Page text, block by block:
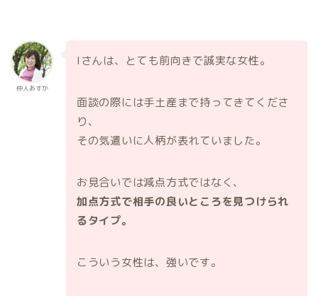
仲人あすか
Iさんは、とても前向きで誠実な女性。
面談の際には手土産まで持ってきてくださ
り、
その気遣いに人柄が表れていました。
お見合いでは減点方式ではなく、
加点方式で相手の良いところを見つけられ
るタイプ。
こういう女性は、強いです。